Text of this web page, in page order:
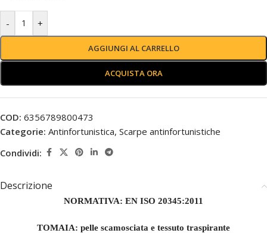
- +
AGGIUNGI AL CARRELLO
ACQUISTA ORA
COD: 6356789800473
Categorie: Antinfortunistica, Scarpe antinfortunistiche
Condividi:
Descrizione
NORMATIVA: EN ISO 20345:2011
TOMAIA: pelle scamosciata e tessuto traspirante